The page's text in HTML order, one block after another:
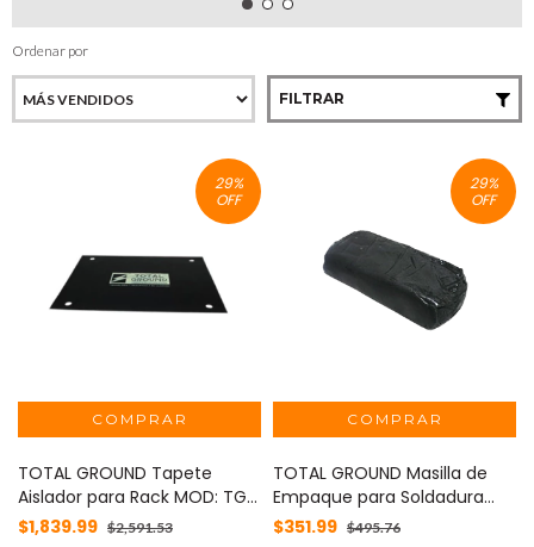
Ordenar por
FILTRAR
29%
OFF
TOTAL GROUND Tapete
Aislador para Rack MOD: TG-
PAR
$1,839.99 $2,591.53
29%
OFF
TOTAL GROUND Masilla de
Empaque para Soldadura
Exotérmica. MOD: TG-
$351.99 $495.76